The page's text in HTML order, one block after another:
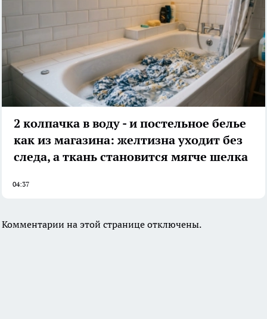
2 колпачка в воду - и постельное белье
как из магазина: желтизна уходит без
следа, а ткань становится мягче шелка
04:37
Комментарии на этой странице отключены.